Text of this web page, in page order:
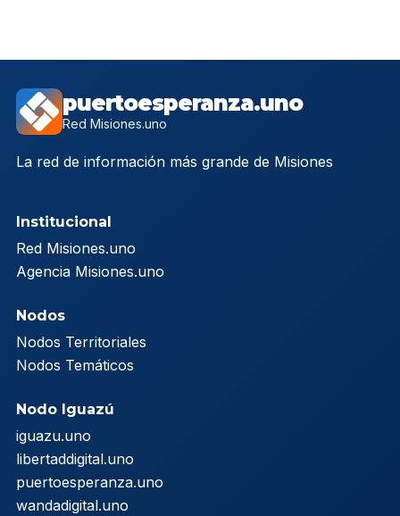
puertoesperanza.uno
Red Misiones.uno
La red de información más grande de Misiones
Institucional
Red Misiones.uno
Agencia Misiones.uno
Nodos
Nodos Territoriales
Nodos Temáticos
Nodo Iguazú
iguazu.uno
libertaddigital.uno
puertoesperanza.uno
wandadigital.uno